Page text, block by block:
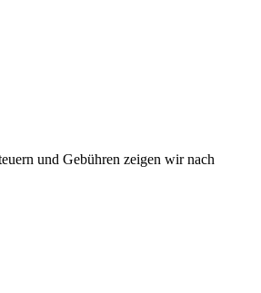
und Gebühren zeigen wir nach